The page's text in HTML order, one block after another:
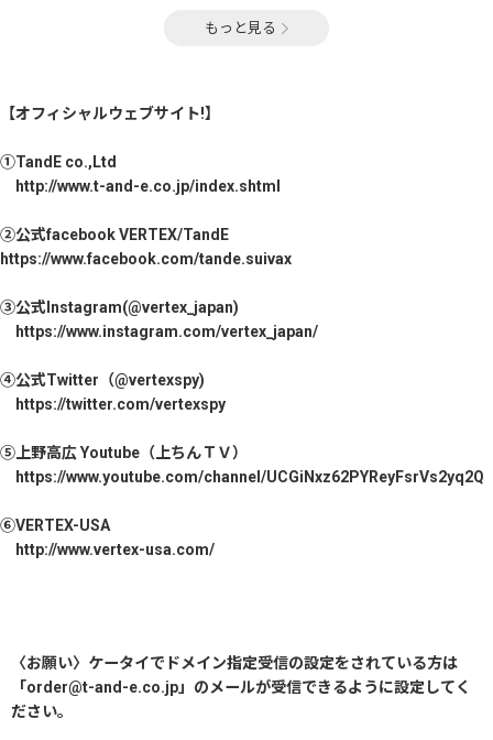
もっと見る
【オフィシャルウェブサイト!】
①TandE co.,Ltd
http://www.t-and-e.co.jp/index.shtml
②公式facebook VERTEX/TandE
https://www.facebook.com/tande.suivax
③公式Instagram(@vertex_japan)
https://www.instagram.com/vertex_japan/
④公式Twitter（@vertexspy)
https://twitter.com/vertexspy
⑤上野高広 Youtube（上ちんＴＶ）
https://www.youtube.com/channel/UCGiNxz62PYReyFsrVs2yq2Q
⑥VERTEX-USA
http://www.vertex-usa.com/
〈お願い〉ケータイでドメイン指定受信の設定をされている方は
「order@t-and-e.co.jp」のメールが受信できるように設定してく
ださい。